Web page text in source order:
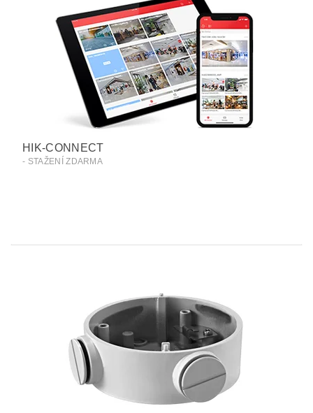
HIK-CONNECT
- STAŽENÍ ZDARMA